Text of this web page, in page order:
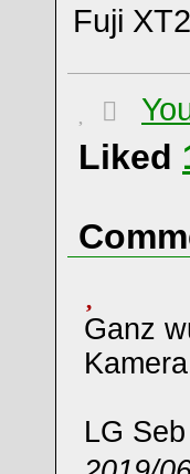
Fuji
Liked
Ganz
LG Seb